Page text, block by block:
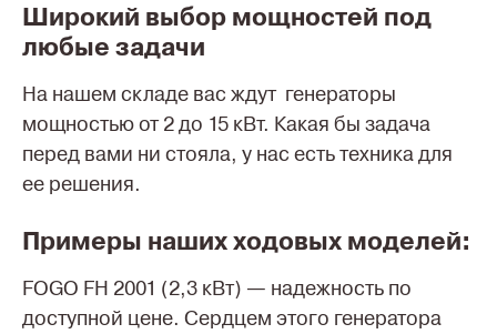
Широкий выбор мощностей под
любые задачи
На нашем складе вас ждут генераторы
мощностью от 2 до 15 кВт. Какая бы задача
перед вами ни стояла, у нас есть техника для
ее решения.
Примеры наших ходовых моделей:
FOGO FH 2001 (2,3 кВт) — надежность по
доступной цене. Сердцем этого генератора